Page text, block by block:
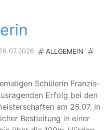
ALLGEMEIN
Schü­le­rin Fran­zis­
Erfolg bei den
am 25.07. in
Best­lei­tung in einer